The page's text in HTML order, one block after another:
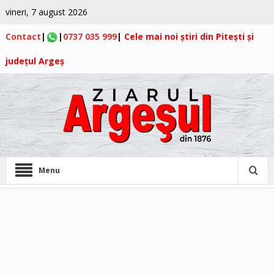
vineri, 7 august 2026
Contact | | 0737 035 999| Cele mai noi știri din Pitești și
județul Argeș
Menu